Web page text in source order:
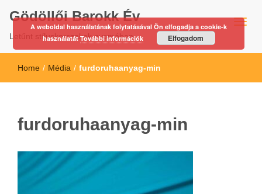
Gödöllői Barokk Év
Letűnt stíluskorszakok nyomában…
Home / Média / furdoruhaanyag-min
furdoruhaanyag-min
A weboldal használatának folytatásával Ön elfogadja a cookie-k
használatátTovábbi információk Elfogadom